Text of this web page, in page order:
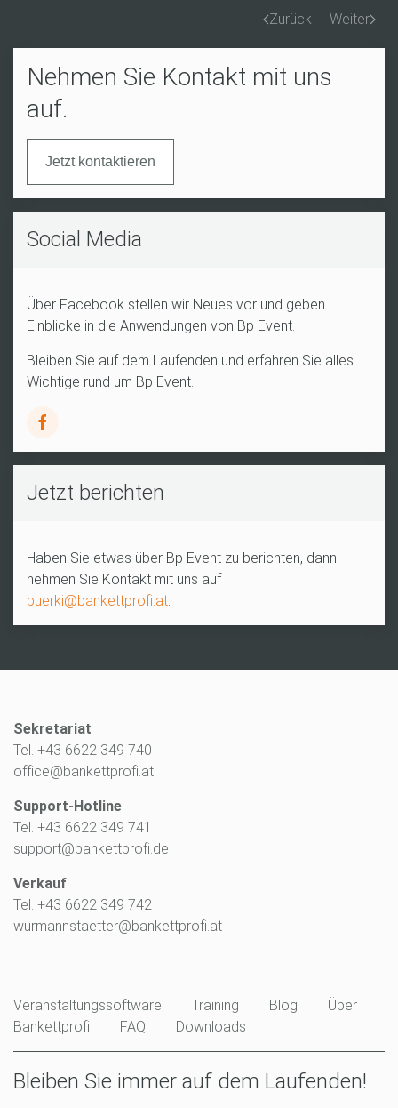
Zurück Weiter
Nehmen Sie Kontakt mit uns
auf.
Jetzt kontaktieren
Social Media
Über Facebook stellen wir Neues vor und geben
Einblicke in die Anwendungen von Bp Event.
Bleiben Sie auf dem Laufenden und erfahren Sie alles
Wichtige rund um Bp Event.
Jetzt berichten
Haben Sie etwas über Bp Event zu berichten, dann
nehmen Sie Kontakt mit uns auf
buerki@bankettprofi.at
Sekretariat
Tel. +43 6622 349 740
office@bankettprofi.at
Support-Hotline
Tel. +43 6622 349 741
support@bankettprofi.de
Verkauf
Tel. +43 6622 349 742
wurmannstaetter@bankettprofi.at
Veranstaltungssoftware Training Blog
Über
Bankettprofi
FAQ Downloads
Bleiben Sie immer auf dem Laufenden!